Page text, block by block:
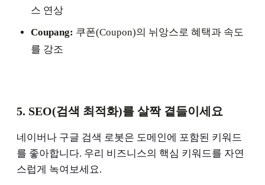
스 연상
Coupang: 쿠폰(Coupon)의 뉘앙스로 혜택과 속도
를 강조
5. SEO(검색 최적화)를 살짝 곁들이세요
네이버나 구글 검색 로봇은 도메인에 포함된 키워드
를 좋아합니다. 우리 비즈니스의 핵심 키워드를 자연
스럽게 녹여보세요.